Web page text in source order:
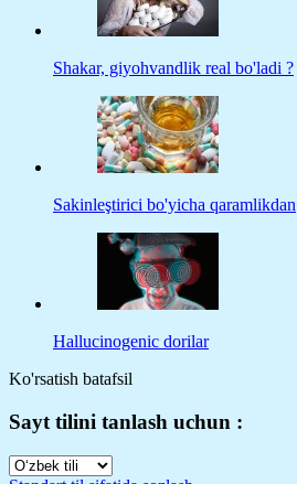
Shakar, giyohvandlik real bo'ladi ?
Sakinleştirici bo'yicha qaramlikdan
Hallucinogenic dorilar
Ko'rsatish batafsil
Sayt tilini tanlash uchun :